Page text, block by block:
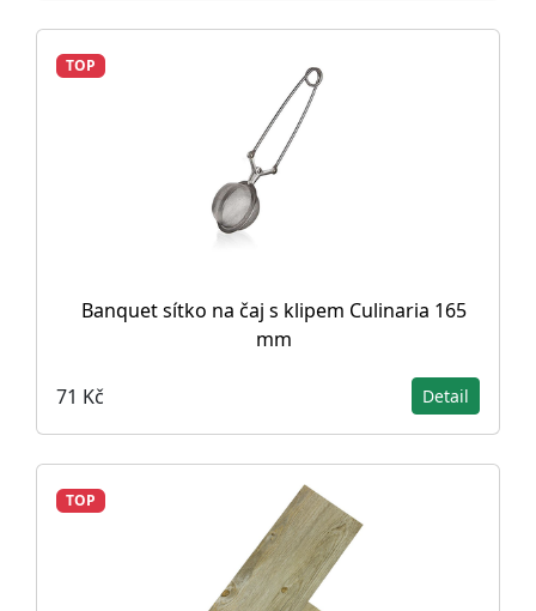
TOP
Banquet sítko na čaj s klipem Culinaria 165
mm
71 Kč Detail
TOP